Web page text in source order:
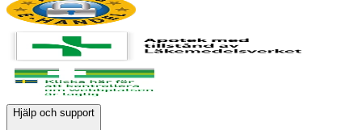
Hjälp och support